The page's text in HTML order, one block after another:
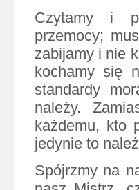
Czytamy i
przemocy;
zabijamy i nie
kochamy się
standardy
należy.
każdemu, kto
jedynie to
Spójrzmy na